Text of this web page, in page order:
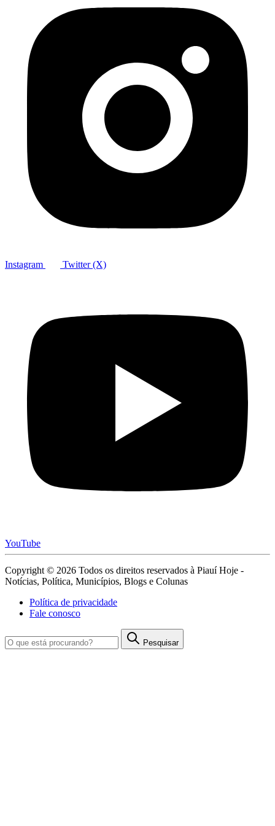
Instagram Twitter (X)
YouTube
Copyright © 2026 Todos os direitos reservados à Piauí Hoje -
Notícias, Política, Municípios, Blogs e Colunas
Política de privacidade
Fale conosco
Pesquisar